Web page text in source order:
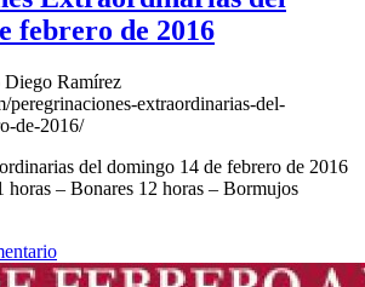
febrero de 2016
Diego Ramírez
extraordinarias-del-
de-2016/
del domingo 14 de febrero de 2016
horas – Bonares 12 horas – Bormujos